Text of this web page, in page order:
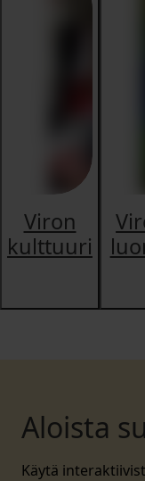
Viron
kulttuuri
Aloista
Käytä